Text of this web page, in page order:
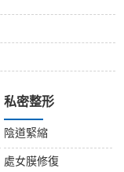
私密整形
陰道緊縮
處女膜修復